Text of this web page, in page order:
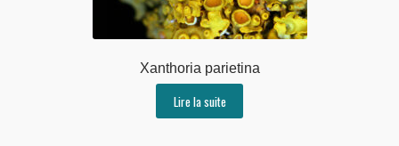
Xanthoria parietina
Lire la suite